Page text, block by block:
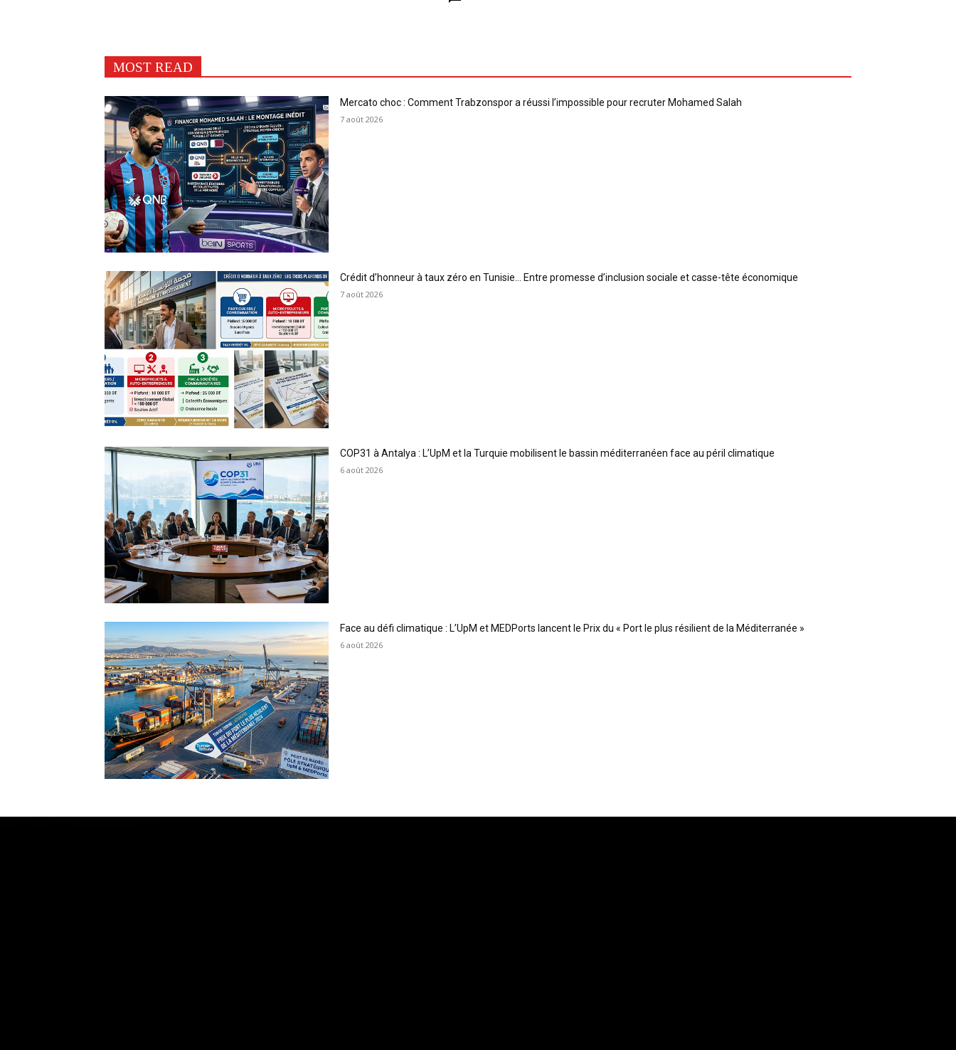
MOST READ
Mercato choc : Comment Trabzonspor a réussi l’impossible pour recruter Mohamed Salah
7 août 2026
Crédit d’honneur à taux zéro en Tunisie… Entre promesse d’inclusion sociale et casse-tête économique
7 août 2026
COP31 à Antalya : L’UpM et la Turquie mobilisent le bassin méditerranéen face au péril climatique
6 août 2026
Face au défi climatique : L’UpM et MEDPorts lancent le Prix du « Port le plus résilient de la Méditerranée »
6 août 2026